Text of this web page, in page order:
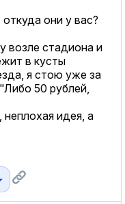
они у вас?
возле стадиона и
в кусты
я стою уже за
50 рублей,
идея, а